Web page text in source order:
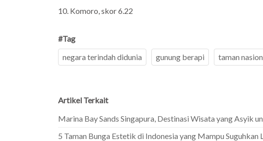
10. Komoro, skor 6.22
#Tag
negara terindah didunia
gunung berapi taman
Artikel Terkait
Marina Bay Sands Singapura, Destinasi Wisata yang Asyik
5 Taman Bunga Estetik di Indonesia yang Mampu Suguhkan